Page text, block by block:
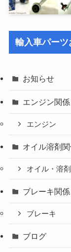
輸入車パー
お知らせ
エンジン関係
エンジン
オイル溶剤
オイル・溶剤
ブレーキ関係
ブレーキ
ブログ